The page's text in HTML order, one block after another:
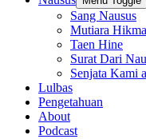
Sang Nausus
Mutiara
Taen Hine
Surat Dari
Senjata Kami
Lulbas
Pengetahuan
About
Podcast